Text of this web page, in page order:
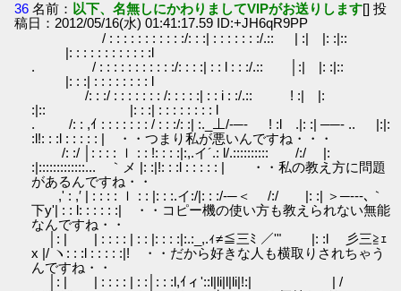
36 名前： 以下、名無しにかわりましてVIPがお送りします[] 投
稿日：2012/05/16(水) 01:41:17.59 ID:+JH6qR9PP
/ : : : : : : : : : : :/: : :| : : : : : : :/.:: | :| |: :|::
|: : : : : : : : : : : :l
. / : : : : : : : : : : :/: : : :| : : l : : :/.:: │:| |: :|::
|: : :| : : : : : : : : l
/: : :/ : : : : : : : /: : : : :| : : i : :/.:: ! :| |:
:|:: |: : :| : : : : : : : : l
. /: : ,ｲ : : : : : : : / : : :/: :| :._⊥/-─‐ ! :l .|: :| ──- .. |:|:
:l!: : :l : : : : : | ・・つまり私が悪いんですね・・・
/: :/ │: : : : ｌ : : !: : : :|:,.イ´.: l/.:::::::::: /:/ |:
:|:::::::::::::... ｀メ |: :|!: : :l : : : : : | ・・私の教え方に問題
があるんですね・・
,' : ,′ | : : : : ｌ : : |: : :.イ:/|: : :/-─＜ /:/ |: :| ＞─‐--､｀
下y'| : : l: : : : : :| ・・コピー機の使い方も教えられない無能
なんですね・・
│: | | : : : : | : : |: : : :|:.:_,.ｨ≠≦三ﾐ ／'" |: :l 彡三≧ｪ
x |/ ヽ: : :l : : : : :|! ・・だから好きな人も横取りされちゃう
んですね・・
│: | | : : : : | : :│: : :l,ｲィ'::l|li|l|li|!:| | /